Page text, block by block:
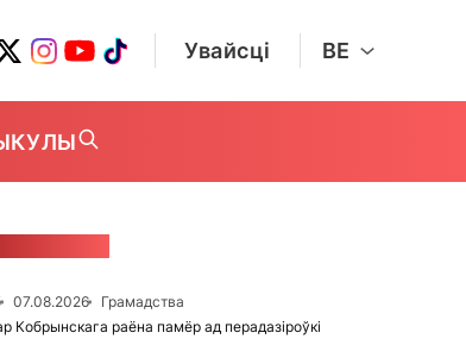
Увайсці BE
07.08.2026
Грамадства
Кобрынскага раёна памёр ад перадазіроўкі